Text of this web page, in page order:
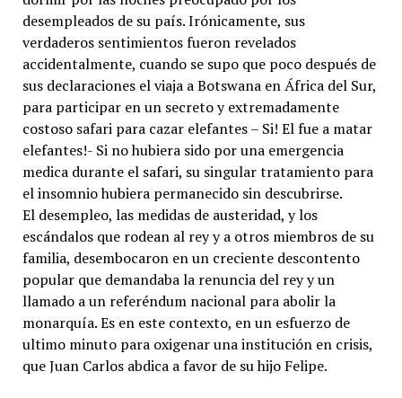
desempleados de su país. Irónicamente, sus
verdaderos sentimientos fueron revelados
accidentalmente, cuando se supo que poco después de
sus declaraciones el viaja a Botswana en África del Sur,
para participar en un secreto y extremadamente
costoso safari para cazar elefantes – Si! El fue a matar
elefantes!- Si no hubiera sido por una emergencia
medica durante el safari, su singular tratamiento para
el insomnio hubiera permanecido sin descubrirse.
El desempleo, las medidas de austeridad, y los
escándalos que rodean al rey y a otros miembros de su
familia, desembocaron en un creciente descontento
popular que demandaba la renuncia del rey y un
llamado a un referéndum nacional para abolir la
monarquía. Es en este contexto, en un esfuerzo de
ultimo minuto para oxigenar una institución en crisis,
que Juan Carlos abdica a favor de su hijo Felipe.